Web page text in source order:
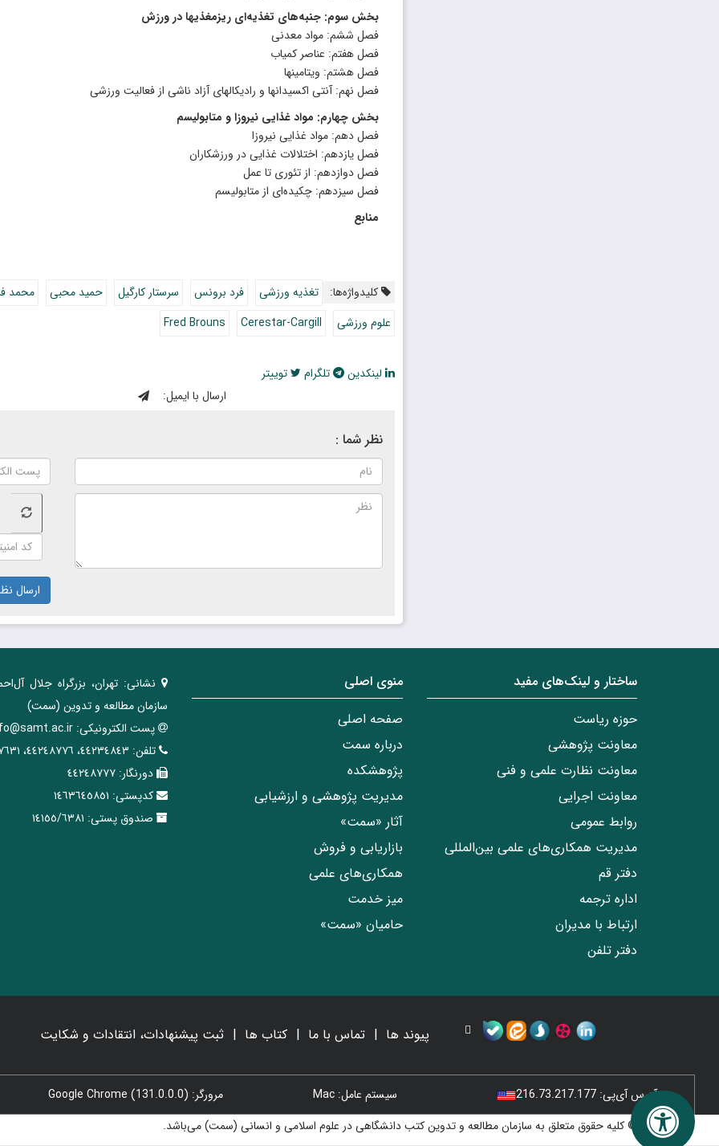
بخش سوم: جنبه‌های تغذیه‌ای ریزمغذیها در ورزش
فصل ششم: مواد معدنی
فصل هفتم: عناصر کمیاب
فصل هشتم: ویتامینها
فصل نهم: آنتی اکسیدانها و رادیکالهای آزاد ناشی از فعالیت ورزشی
بخش چهارم: مواد غذایی نیروزا و متابولیسم
فصل دهم: مواد غذایی نیروزا
فصل یازدهم: اختلالات غذایی در ورزشکاران
فصل دوازدهم: از تئوری تا عمل
فصل سیزدهم: چکیده‌ای از متابولیسم
منابع
کلیدواژه‌ها: تغذیه ورزشی فرد برونس سرستار کارگیل حمید محبی
محمد
علوم ورزشی
Cerestar-Cargill
Fred Brouns
لینکدین تلگرام
توییتر
ارسال با ایمیل:
نظر شما :
ارسال
ساختار‌‌ و‌‌ لینک‌های مفید
حوزه ریاست
معاونت پژوهشی
معاونت نظارت علمی و فنی
معاونت اجرایی
روابط عمومی
مدیریت همکاری‌های علمی بین‌المللی
دفتر قم
اداره ترجمه
ارتباط با مدیران
دفتر تلفن
منوی اصلی
صفحه اصلی
درباره سمت
پژوهشکده
مدیریت پژوهشی و ارزشیابی
آثار «سمت»
بازاریابی و فروش
همکاری‌های علمی
میز خدمت
حامیان «سمت»
نشانی: تهران، ‌بزرگراه ‌جلال
سازمان مطالعه و تدوین‌ (سمت)
پست الکترونیکی:
تلفن: ٤٤٢٣٤٨٤٣، ٤٤٢٤٨٧٧٦، ٤٤٢٤٧٦٣١
دورنگار: ٤٤٢٤٨٧٧٧
کدپستی: ١٤٦٣٦٤٥٨٥١
صندوق پستی: ١٤١٥٥/٦٣٨١
پیوند ها تماس با ما کتاب ها ثبت پیشنهادات، انتقادات و شکایت
آدرس آی‌پی: 216.73.217.177 سیستم عامل: Mac
مرورگر: Google Chrome (131.0.0.0)
© کلیه حقوق متعلق به سازمان مطالعه و تدوین کتب دانشگاهی در علوم اسلامی و انسانی (سمت) می‌باشد.